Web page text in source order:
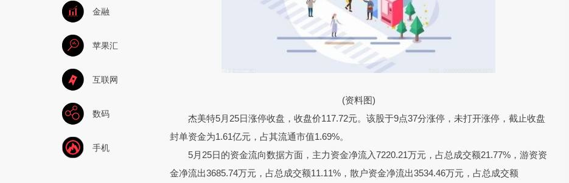
金融
苹果汇
互联网
数码
手机
(资料图)
杰美特5月25日涨停收盘，收盘价117.72元。该股于9点37分涨停，未打开涨停，截止收盘
封单资金为1.61亿元，占其流通市值1.69%。
5月25日的资金流向数据方面，主力资金净流入7220.21万元，占总成交额21.77%，游资资
金净流出3685.74万元，占总成交额11.11%，散户资金净流出3534.46万元，占总成交额